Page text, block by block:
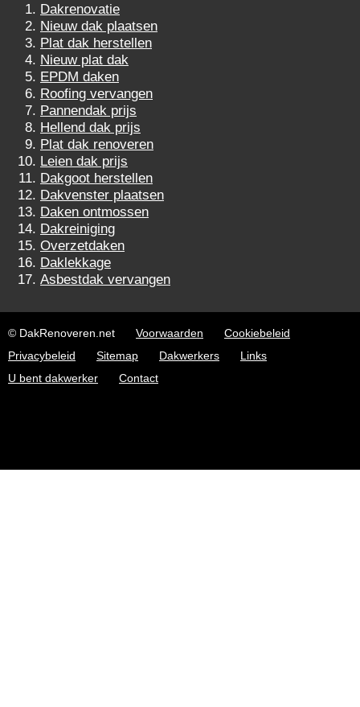
Dakrenovatie
Nieuw dak plaatsen
Plat dak herstellen
Nieuw plat dak
EPDM daken
Roofing vervangen
Pannendak prijs
Hellend dak prijs
Plat dak renoveren
Leien dak prijs
Dakgoot herstellen
Dakvenster plaatsen
Daken ontmossen
Dakreiniging
Overzetdaken
Daklekkage
Asbestdak vervangen
© DakRenoveren.net Voorwaarden
Cookiebeleid
Privacybeleid
Sitemap Dakwerkers
Links
U bent dakwerker
Contact